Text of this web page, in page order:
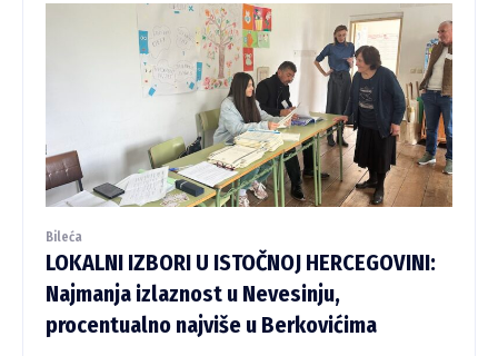
Bileća
LOKALNI IZBORI U ISTOČNOJ HERCEGOVINI:
Najmanja izlaznost u Nevesinju,
procentualno najviše u Berkovićima